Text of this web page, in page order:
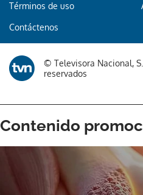
Gracias por
Términos de uso
Contáctenos
© Televisora Nacional,
reservados